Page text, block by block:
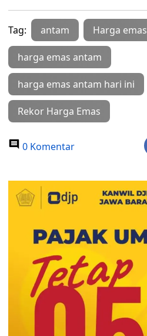
Tag: antam Harga emas
harga emas antam
harga emas antam hari ini
Rekor Harga Emas
0 Komentar